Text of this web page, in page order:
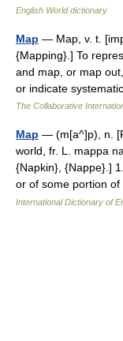
English World dictionary
Map — Map, v. t.
{Mapping}.] To
and map, or map
or indicate
The Collaborative
Map — (m[a^]p), n.
world, fr. L. mappa
{Napkin}, {Nappe}.]
or of some portion
International Dictionary of